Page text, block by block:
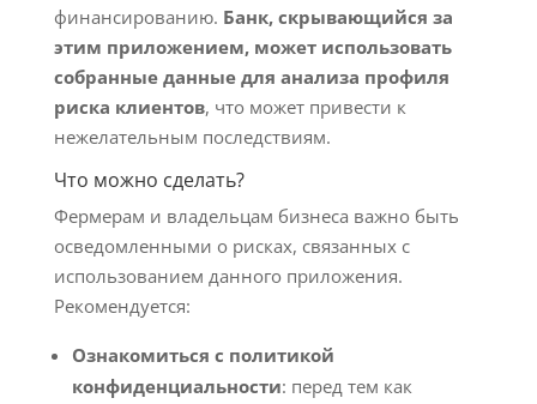
финансированию. Банк, скрывающийся за
этим приложением, может использовать
собранные данные для анализа профиля
риска клиентов, что может привести к
нежелательным последствиям.
Что можно сделать?
Фермерам и владельцам бизнеса важно быть
осведомленными о рисках, связанных с
использованием данного приложения.
Рекомендуется:
Ознакомиться с политикой
конфиденциальности: перед тем как